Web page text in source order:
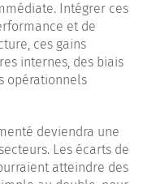
Intégrer ces
et de
ces gains
internes, des biais
opérationnels
deviendra une
Les écarts de
atteindre des